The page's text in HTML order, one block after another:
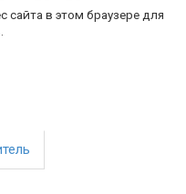
сайта в этом браузере для